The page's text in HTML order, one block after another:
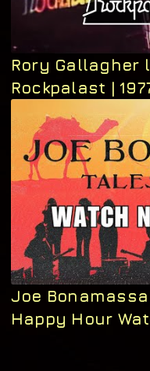
Rory Gallagher
Rockpalast |
Joe
Happy Hour